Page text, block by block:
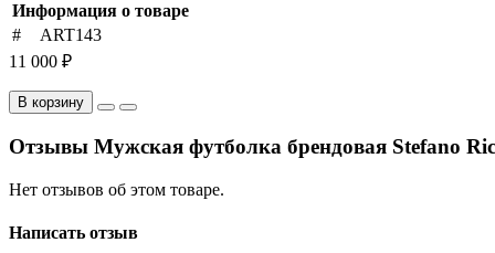
Информация о товаре
#
ART143
11 000 ₽
В корзину
Отзывы Мужская футболка брендовая Stefano
Нет отзывов об этом товаре.
Написать отзыв